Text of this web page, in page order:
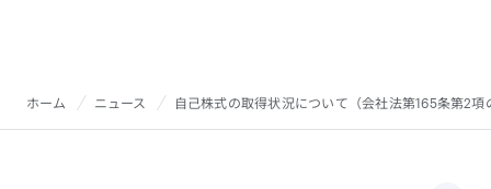
ホーム ニュース 自己株式の取得状況について（会社法第165条第2